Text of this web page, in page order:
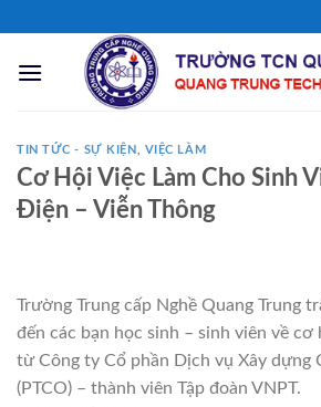
nội
TIN TỨC - SỰ KIỆN VIỆC LÀM
Cơ Hội Việc Làm Cho Sinh
Điện – Viễn Thông
Trường Trung cấp Nghề Quang Trung
đến các bạn học sinh – sinh viên về cơ
từ Công ty Cổ phần Dịch vụ Xây dựng
(PTCO) – thành viên Tập đoàn VNPT.